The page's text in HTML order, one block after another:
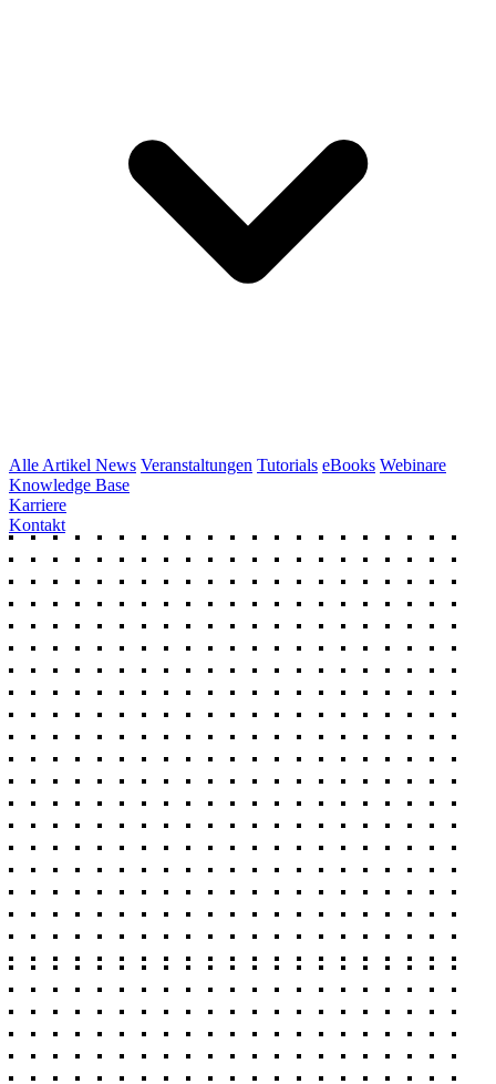
Alle Artikel News Veranstaltungen Tutorials eBooks Webinare
Knowledge Base
Karriere
Kontakt